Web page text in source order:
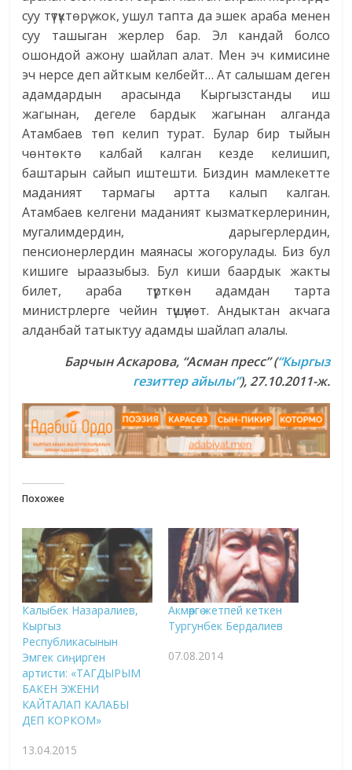
суу түтүктөрү жок, ушул тапта да эшек араба менен
суу ташыган жерлер бар. Эл кандай болсо
ошондой ажону шайлап алат. Мен эч кимисине
эч нерсе деп айткым келбейт… Ат салышам деген
адамдардын арасында Кыргызстанды иш
жагынан, дегеле бардык жагынан алганда
Атамбаев төп келип турат. Булар бир тыйын
чөнтөктө калбай калган кезде келишип,
баштарын сайып иштешти. Биздин мамлекетте
маданият тармагы артта калып калган.
Атамбаев келгени маданият кызматкерлеринин,
мугалимдердин, дарыгерлердин,
пенсионерлердин маянасы жогорулады. Биз бул
кишиге ыраазыбыз. Бул киши баардык жакты
билет, араба түрткөн адамдан тарта
министрлерге чейин түшүнөт. Андыктан акчага
алданбай татыктуу адамды шайлап алалы.
Барчын Аскарова, “Асман пресс”(“Кыргыз
гезиттер айылы”), 27.10.2011-ж.
Похожее
Калыбек Назаралиев,
Кыргыз
Республикасынын
Эмгек сиӊирген
артисти: «ТАГДЫРЫМ
БАКЕН ЭЖЕНИ
КАЙТАЛАП КАЛАБЫ
ДЕП КОРКОМ»
13.04.2015
Акмөөргө жетпей кеткен
Тургунбек Бердалиев
07.08.2014